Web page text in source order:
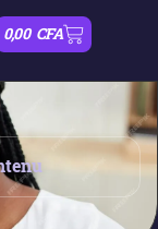
0,00 CFA